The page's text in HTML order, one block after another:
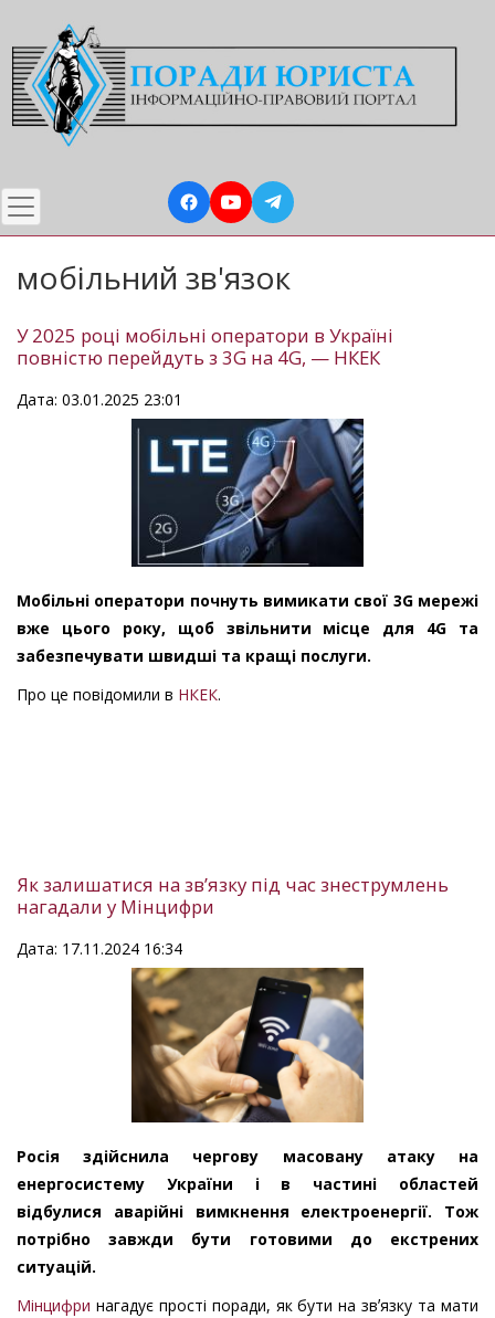
до
основного
вмісту
мобільний зв'язок
У 2025 році мобільні оператори в Україні
повністю перейдуть з 3G на 4G, — НКЕК
Дата: 03.01.2025 23:01
Мобільні оператори почнуть вимикати свої 3G мережі
вже цього року, щоб звільнити місце для 4G та
забезпечувати швидші та кращі послуги.
Про це повідомили в НКЕК.
Як залишатися на звʼязку під час знеструмлень
нагадали у Мінцифри
Дата: 17.11.2024 16:34
Росія здійснила чергову масовану атаку на
енергосистему України і в частині областей
відбулися аварійні вимкнення електроенергії.
Тож
потрібно завжди бути готовими до екстрених
ситуацій.
Мінцифри нагадує прості поради, як бути на звʼязку та мати